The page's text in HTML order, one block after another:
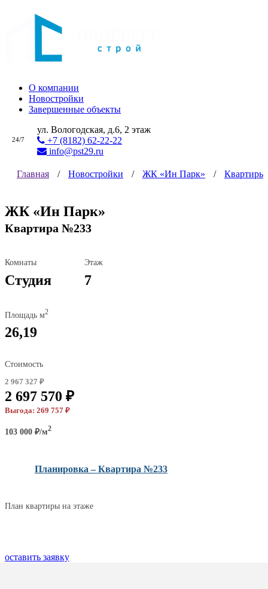
О компании
Новостройки
Завершенные объекты
24/7
ул. Вологодская, д.6, 2 этаж
+7 (8182) 62-22-22
info@pst29.ru
Главная / Новостройки / ЖК «Ин Парк» / Квартиры
ЖК «Ин Парк»
Квартира №233
Комнаты
Студия
Этаж
7
Площадь м2
26,19
Стоимость
2 967 327 ₽
2 697 570 ₽
Выгода: 269 757 ₽
103 000 ₽/м2
Планировка – Квартира №233
План квартиры на этаже
оставить заявку